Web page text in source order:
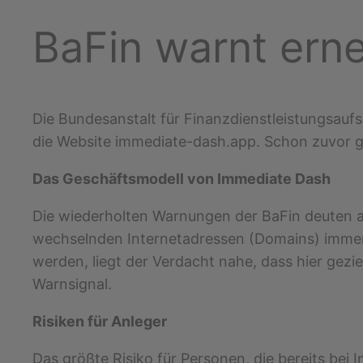
BaFin warnt
Die Bundesanstalt für
die Website immediate-dash.app. Schon zuvor
Das Geschäftsmodell von Immediate Dash
Die wiederholten Warnungen der BaFin
wechselnden Internetadressen (Domains)
werden, liegt der Verdacht nahe, dass hier
Warnsignal.
Risiken für Anleger
Das größte Risiko für Personen, die bereits bei